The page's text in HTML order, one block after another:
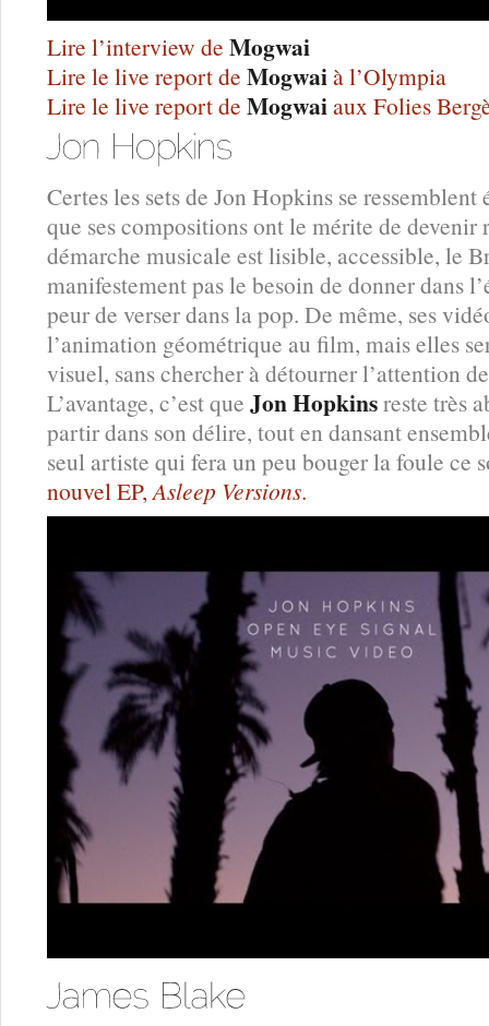
Lire l’interview de Mogwai
Lire le live report de Mogwaià l’Olympia
Lire le live report de Mogwaiaux Folies
Certes les sets de Jon Hopkins se
que ses compositions ont le mérite de devenir
démarche musicale est lisible, accessible, le
manifestement pas le besoin de donner dans
peur de verser dans la pop. De même, ses
l’animation géométrique au film, mais elles
visuel, sans chercher à détourner l’attention
L’avantage, c’est que Jon Hopkinsreste très
partir dans son délire, tout en dansant
seul artiste qui fera un peu bouger la foule ce
nouvel EP, Asleep Versions.